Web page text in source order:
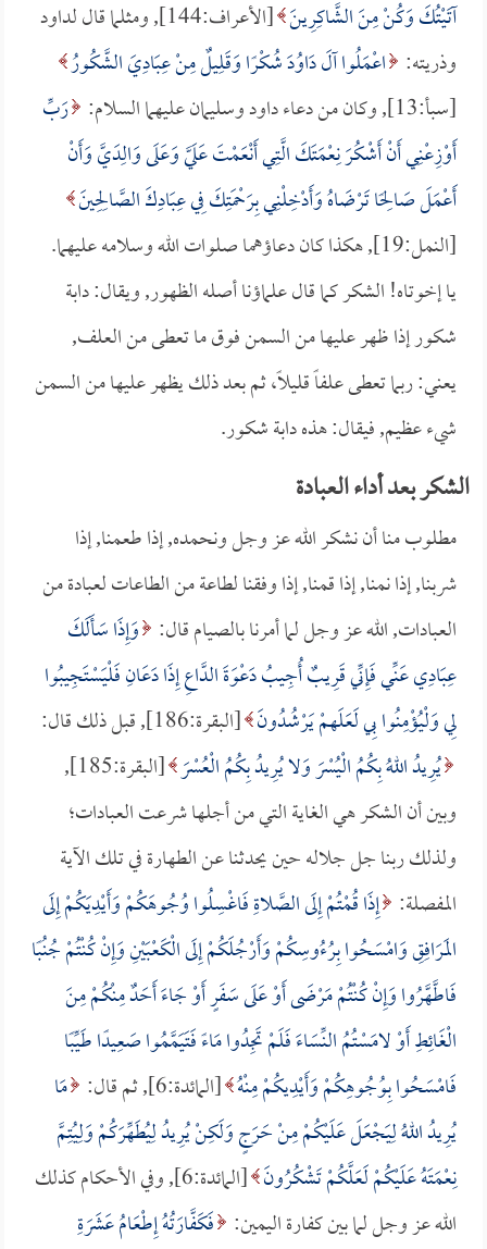
آتَيْتُكَ وَكُنْ مِنَ الشَّاكِرِينَ
[الأعراف:144], ومثلما قال لداود
وذريته: اعْمَلُوا آلَ دَاوُدَ شُكْرًا وَقَلِيلٌ مِنْ عِبَادِيَ الشَّكُورُ
[سبأ:13], وكان من دعاء داود وسليمان عليهما السلام:
رَبِّ
أَوْزِعْنِي أَنْ أَشْكُرَ نِعْمَتَكَ الَّتِي أَنْعَمْتَ عَلَيَّ وَعَلَى وَالِدَيَّ وَأَنْ
أَعْمَلَ صَالِحًا تَرْضَاهُ وَأَدْخِلْنِي بِرَحْمَتِكَ فِي عِبَادِكَ الصَّالِحِينَ
[النمل:19], هكذا كان دعاؤهما صلوات الله وسلامه عليهما.
يا إخوتاه! الشكر كما قال علماؤنا أصله الظهور, ويقال: دابة
شكور إذا ظهر عليها من السمن فوق ما تعطى من العلف,
يعني: ربما تعطى علفاً قليلاً، ثم بعد ذلك يظهر عليها من السمن
شيء عظيم, فيقال: هذه دابة شكور.
الشكر بعد أداء العبادة
مطلوب منا أن نشكر الله عز وجل ونحمده, إذا طعمنا, إذا
شربنا, إذا نمنا, إذا قمنا, إذا وفقنا لطاعة من الطاعات لعبادة من
العبادات, الله عز وجل لما أمرنا بالصيام قال: وَإِذَا سَأَلَكَ
عِبَادِي عَنِّي فَإِنِّي قَرِيبٌ أُجِيبُ دَعْوَةَ الدَّاعِ إِذَا دَعَانِ فَلْيَسْتَجِيبُوا
لِي وَلْيُؤْمِنُوا بِي لَعَلَهمْ يَرْشُدُونَ [البقرة:186], قبل ذلك قال:
يُرِيدُ اللهُ بِكُمُ الْيُسْرَ وَلا يُرِيدُ بِكُمُ الْعُسْرَ
[البقرة:185],
وبين أن الشكر هي الغاية التي من أجلها شرعت العبادات؛
ولذلك ربنا جل جلاله حين يحدثنا عن الطهارة في تلك الآية
المفصلة: إِذَا قُمْتُمْ إِلَى الصَّلاةِ فَاغْسِلُوا وُجُوهَكُمْ وَأَيْدِيَكُمْ إِلَى
المَرَافِقِ وَامْسَحُوا بِرُءُوسِكُمْ وَأَرْجُلَكُمْ إِلَى الْكَعْبَيْنِ وَإِنْ كُنْتُمْ جُنُبًا
فَاطَّهَّرُوا وَإِنْ كُنْتُمْ مَرْضَى أَوْ عَلَى سَفَرٍ أَوْ جَاءَ أَحَدٌ مِنْكُمْ مِنَ
الْغَائِطِ أَوْ لامَسْتُمُ النِّسَاءَ فَلَمْ تَجِدُوا مَاءً فَتَيَمَّمُوا صَعِيدًا طَيِّبًا
فَامْسَحُوا بِوُجُوهِكُمْ وَأَيْدِيكُمْ مِنْهُ [المائدة:6], ثم قال:
مَا
يُرِيدُ اللهُ لِيَجْعَلَ عَلَيْكُمْ مِنْ حَرَجٍ وَلَكِنْ يُرِيدُ لِيُطَهِّرَكُمْ وَلِيُتِمَّ
نِعْمَتَهُ عَلَيْكُمْ لَعَلَّكُمْ تَشْكُرُونَ
[المائدة:6], وفي الأحكام كذلك
الله عز وجل لما بين كفارة اليمين: فَكَفَّارَتُهُ إِطْعَامُ عَشَرَةِ